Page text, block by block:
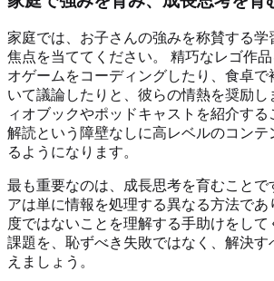
家庭では、お子さんの強みを称賛する学
焦点を当ててください。 精巧なレゴ作
オゲームをコーディングしたり、食卓で
いて議論したりと、彼らの情熱を奨励し
ィオブックやポッドキャストを紹介す
解読という障壁なしに高レベルのコンテ
るようになります。
最も重要なのは、成長思考を育むことで
アは単に情報を処理する異なる方法であ
度ではないことを理解する手助けをして
課題を、恥ずべき失敗ではなく、解決す
えましょう。